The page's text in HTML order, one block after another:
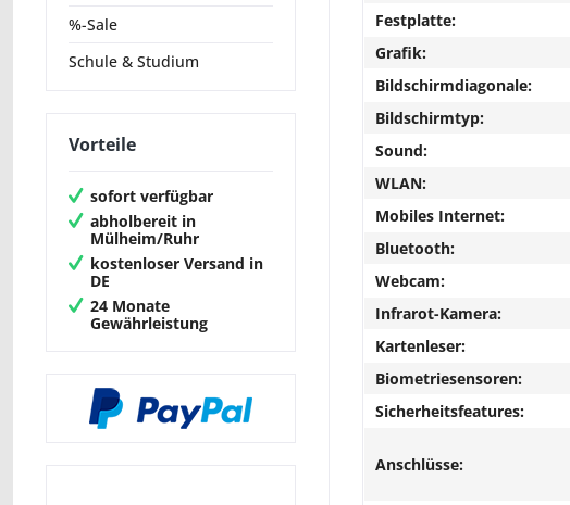
%-Sale
Schule & Studium
Vorteile
sofort verfügbar
abholbereit in
Mülheim/Ruhr
kostenloser Versand in
DE
24 Monate
Gewährleistung
Festplatte:
Grafik:
Bildschirmdiagonale:
Bildschirmtyp:
Sound:
WLAN:
Mobiles Internet:
Bluetooth:
Webcam:
Infrarot-Kamera:
Kartenleser:
Biometriesensoren:
Sicherheitsfeatures:
Anschlüsse: